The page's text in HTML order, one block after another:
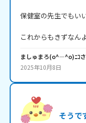
保健室の先生でもい
これからもきずなん
ましゅまろ(o^―^o)ﾆｺ
2025年10月8日
そうで